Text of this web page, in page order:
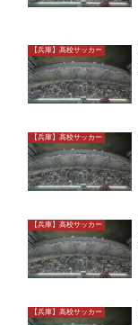
【兵庫】高校サッカー
【兵庫】高校サッカー
【兵庫】高校サッカー
【兵庫】高校サッカー